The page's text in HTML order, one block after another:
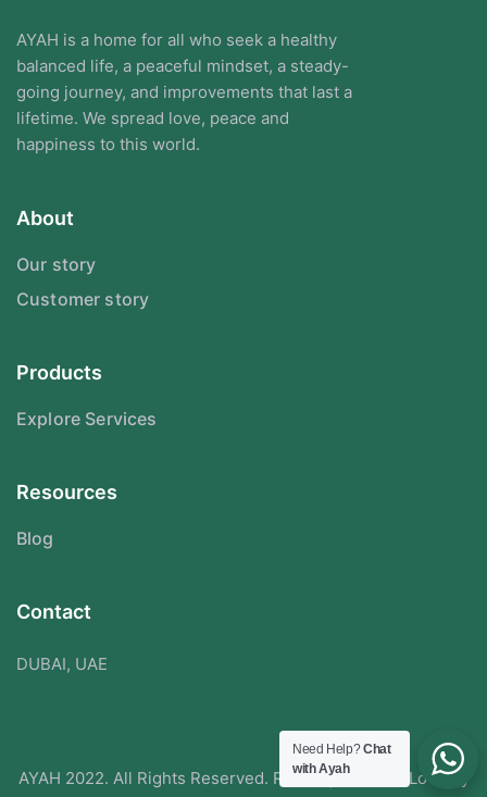
AYAH is a home for all who seek a healthy
balanced life, a peaceful mindset, a steady-
going journey, and improvements that last a
lifetime. We spread love, peace and
happiness to this world.
About
Our story
Customer story
Products
Explore Services
Resources
Blog
Contact
DUBAI, UAE
AYAH 2022. All Rights Reserved. Redesigned With Love By
Need Help?Chat
with Ayah